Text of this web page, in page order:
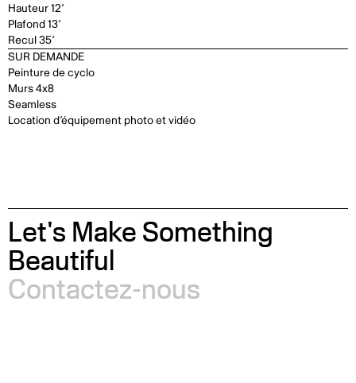
Hauteur 12’
Plafond 13’
Recul 35’
SUR DEMANDE
Peinture de cyclo
Murs 4x8
Seamless
Location d’équipement photo et vidéo
Let's Make Something
Beautiful
Contactez-nous